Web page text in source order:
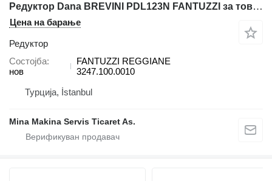
Редуктор Dana BREVINI PDL123N FANTUZZI за товарач на контејнери Fantuzzi Reggiane MHC40-MHC65-MHC115
Цена на барање
Редуктор
Состојба
нов
FANTUZZI REGGIANE
3247.100.0010
Турција, İstanbul
Mina Makina Servis Ticaret As.